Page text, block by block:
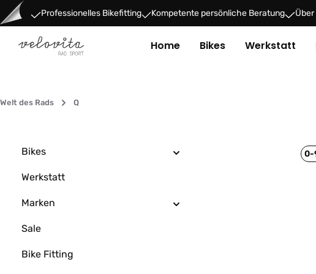
Hauptinhalt springen
Zur Hauptnavigation springen
Professionelles Bikefitting Kompetente persönliche Beratung
Home Bikes Werkstatt
Welt des Rads Q
Bikes
Werkstatt
Marken
Sale
Bike Fitting
0-